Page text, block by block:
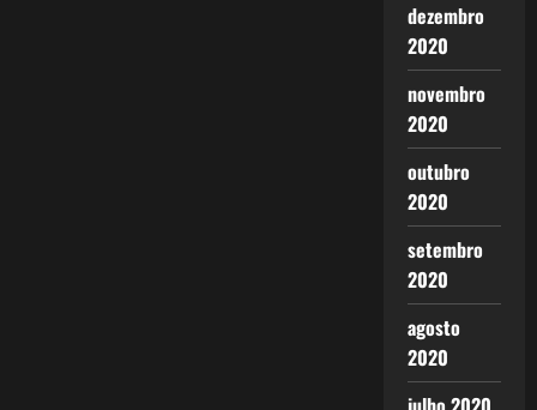
dezembro
2020
novembro
2020
outubro
2020
setembro
2020
agosto
2020